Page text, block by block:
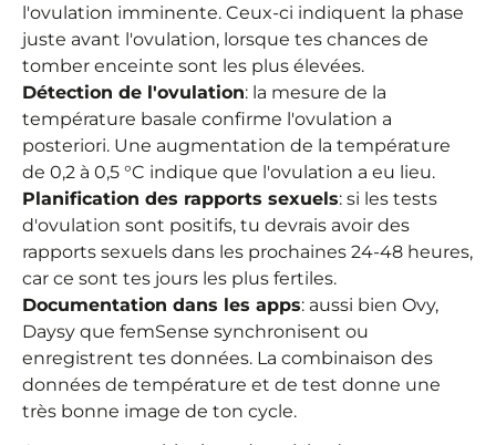
l'ovulation imminente. Ceux-ci indiquent la phase
juste avant l'ovulation, lorsque tes chances de
tomber enceinte sont les plus élevées.
Détection de l'ovulation: la mesure de la
température basale confirme l'ovulation a
posteriori. Une augmentation de la température
de 0,2 à 0,5 °C indique que l'ovulation a eu lieu.
Planification des rapports sexuels: si les tests
d'ovulation sont positifs, tu devrais avoir des
rapports sexuels dans les prochaines 24-48 heures,
car ce sont tes jours les plus fertiles.
Documentation dans les apps: aussi bien Ovy,
Daysy que femSense synchronisent ou
enregistrent tes données. La combinaison des
données de température et de test donne une
très bonne image de ton cycle.